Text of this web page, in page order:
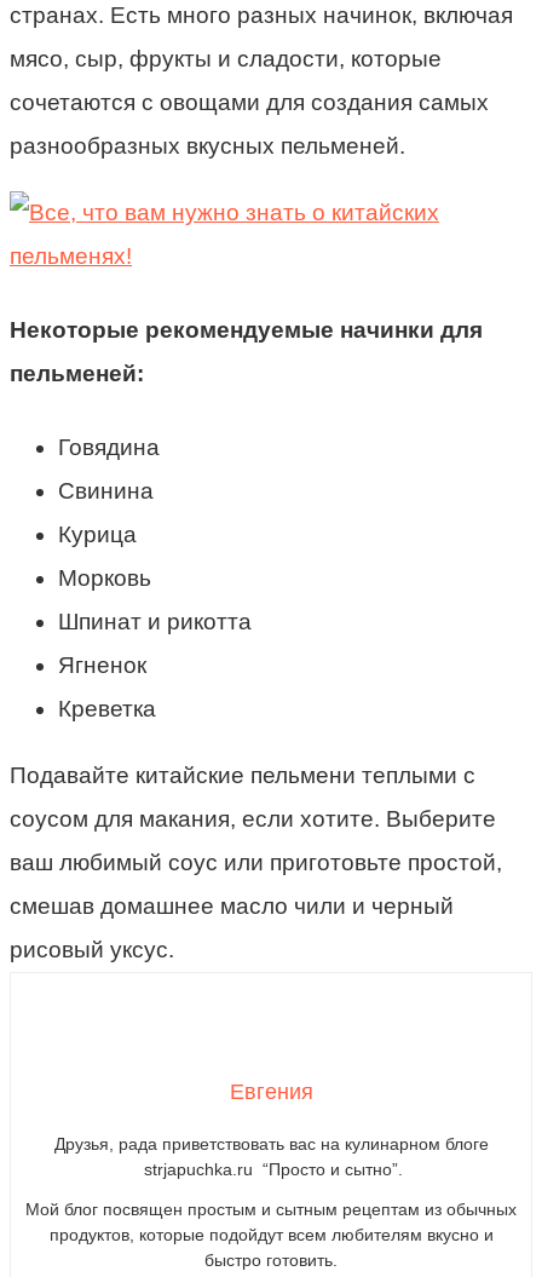
странах. Есть много разных начинок, включая
мясо, сыр, фрукты и сладости, которые
сочетаются с овощами для создания самых
разнообразных вкусных пельменей.
Некоторые рекомендуемые начинки для
пельменей:
Говядина
Свинина
Курица
Морковь
Шпинат и рикотта
Ягненок
Креветка
Подавайте китайские пельмени теплыми с
соусом для макания, если хотите. Выберите
ваш любимый соус или приготовьте простой,
смешав домашнее масло чили и черный
рисовый уксус.
Евгения
Друзья, рада приветствовать вас на кулинарном блоге
strjapuchka.ru “Просто и сытно”.
Мой блог посвящен простым и сытным рецептам из обычных
продуктов, которые подойдут всем любителям вкусно и
быстро готовить.